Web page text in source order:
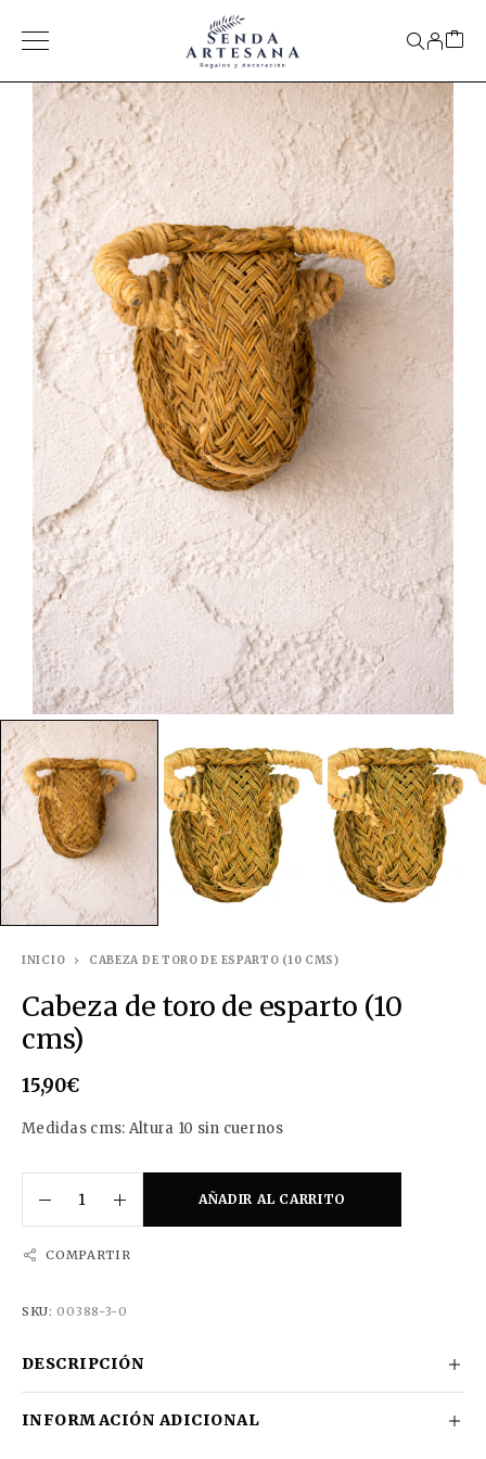
INICIO CABEZA DE TORO DE ESPARTO (10 CMS)
Cabeza de toro de esparto (10
cms)
15,90€
Medidas cms: Altura 10 sin cuernos
AÑADIR AL CARRITO
COMPARTIR
SKU:00388-3-0
DESCRIPCIÓN
INFORMACIÓN ADICIONAL